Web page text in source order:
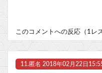
このコメントへの反応（1レ
11. 匿名 2018年02月22日